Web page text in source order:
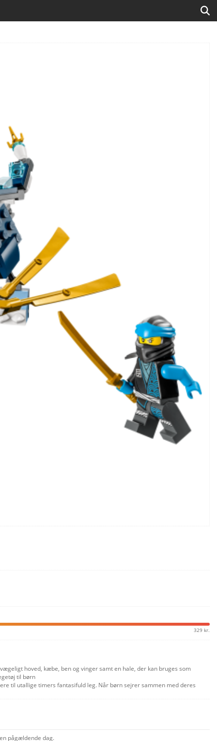
329 kr.
hoved, kæbe, ben og vinger samt en hale, der kan bruges som
til børn
til utallige timers fantasifuld leg. Når børn sejrer sammen med deres
pågældende dag.